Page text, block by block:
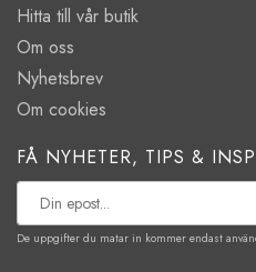
Hitta till vår butik
Om oss
Nyhetsbrev
Om cookies
FÅ NYHETER, TIPS &
De uppgifter du matar in kommer endast